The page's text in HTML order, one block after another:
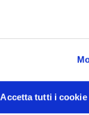
Accetta tutti i cookie